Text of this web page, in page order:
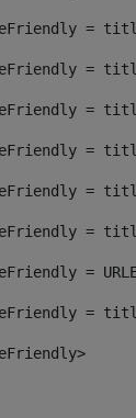
=
=
=
=
=
=
=
=